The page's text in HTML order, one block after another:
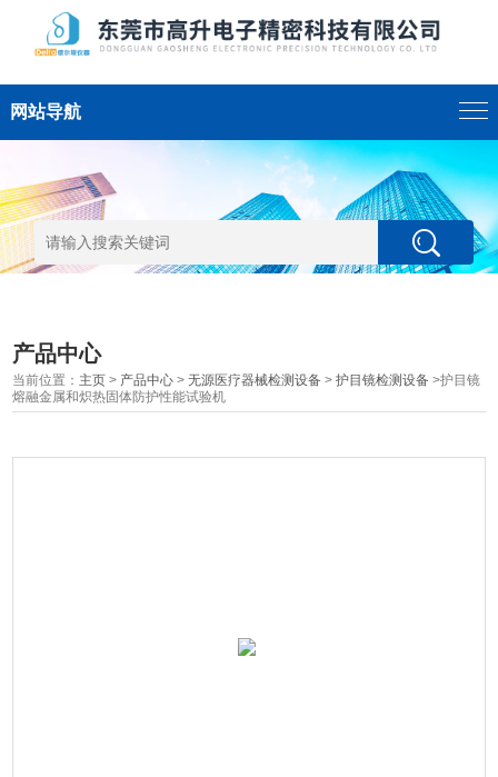
网站导航
产品中心
当前位置： 主页 > 产品中心 >无源医疗器械检测设备 >护目镜检测设备 >护目镜
熔融金属和炽热固体防护性能试验机